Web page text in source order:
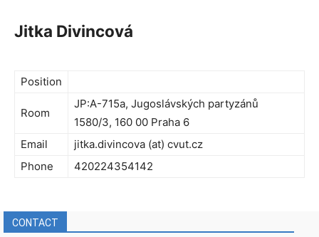
Jitka Divincová
Position
Room
JP:A-715a, Jugoslávských partyzánů
1580/3, 160 00 Praha 6
Email
jitka.divincova (at) cvut.cz
Phone
420224354142
CONTACT